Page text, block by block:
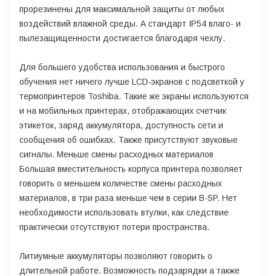
прорезинены для максимальной защиты от любых
воздействий влажной среды. А стандарт IP54 влаго- и
пылезащищенности достигается благодаря чехлу.
Для большего удобства использования и быстрого
обучения нет ничего лучше LCD-экранов с подсветкой у
термопринтеров Toshiba. Такие же экраны используются
и на мобильных принтерах, отображающих счетчик
этикеток, заряд аккумулятора, доступность сети и
сообщения об ошибках. Также присутствуют звуковые
сигналы. Меньше смены расходных материалов
Большая вместительность корпуса принтера позволяет
говорить о меньшем количестве смены расходных
материалов, в три раза меньше чем в серии B-SP. Нет
необходимости использовать втулки, как следствие
практически отсутствуют потери пространства.
Литиумные аккумуляторы позволяют говорить о
длительной работе. Возможность подзарядки а также